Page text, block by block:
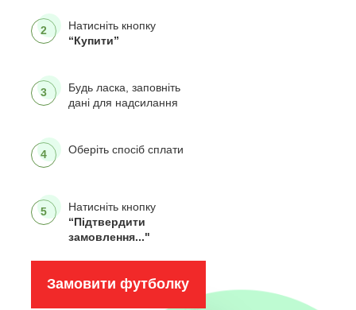
2
Натисніть кнопку
“Купити”
3
Будь ласка, заповніть
дані для надсилання
4 Оберіть спосіб сплати
5
Натисніть кнопку
“Підтвердити
замовлення..."
Замовити футболку